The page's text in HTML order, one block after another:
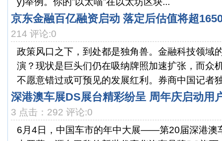
京东金融百亿融资启动 落定后估值将超
214 评论:0
政策风口之下，到处都是独角兽。金融科技领域
演？现状是巨头们仍在吸纳牌照加速扩张，而众
不愿意错过或可预见的发展红利。券商中国记者
深港澳车展DS展台精彩纷呈 周年庆启动用
3 点击：292 评论:0
6月4日，中国车市的年中大展——第20届深港澳